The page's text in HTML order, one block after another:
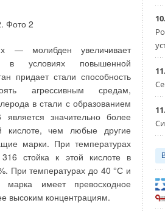
— молибден увеличивает
в условиях повышенной
придает стали способность
агрессивным средам,
в стали с образованием
значительно более
кислоте, чем любые другие
марки. При температурах
стойка к этой кислоте в
При температурах до 40 °С и
имеет превосходное
высоким концентрациям.
грязи и частицам, к которым
параметры потребления и
«попытка вскрытия» и
за последние 460
что облегчает поиск